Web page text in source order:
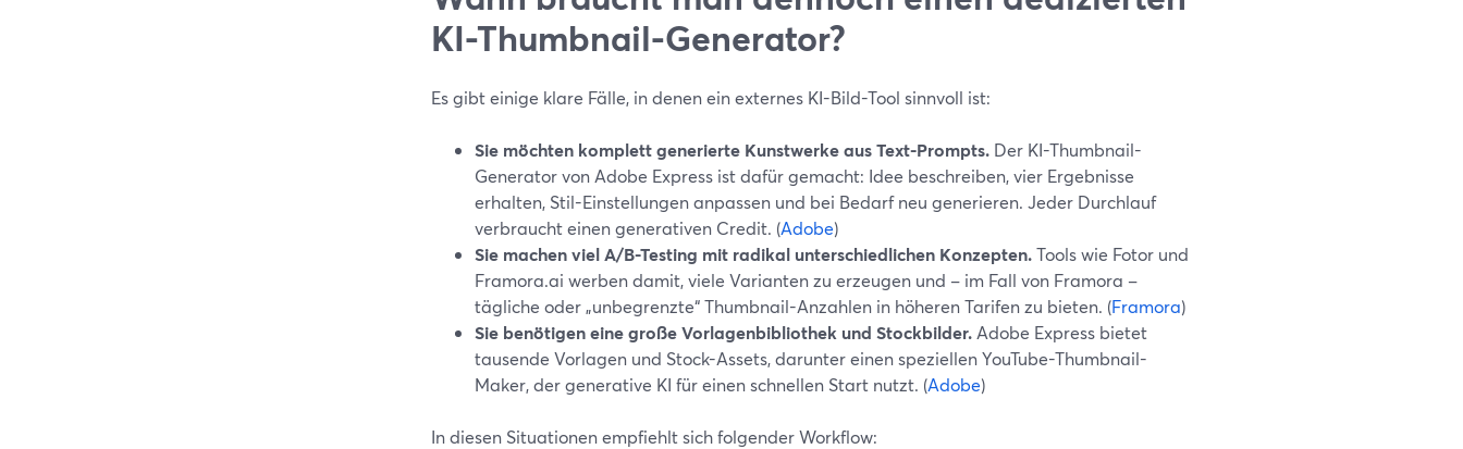
KI-Thumbnail-Generator?
Es gibt einige klare Fälle, in denen ein externes KI-Bild-Tool sinnvoll ist:
Sie möchten komplett generierte Kunstwerke aus Text-Prompts. Der KI-Thumbnail-
Generator von Adobe Express ist dafür gemacht: Idee beschreiben, vier Ergebnisse
erhalten, Stil-Einstellungen anpassen und bei Bedarf neu generieren. Jeder Durchlauf
verbraucht einen generativen Credit. (Adobe)
Sie machen viel A/B-Testing mit radikal unterschiedlichen Konzepten.Tools wie Fotor und
Framora.ai werben damit, viele Varianten zu erzeugen und – im Fall von Framora –
tägliche oder „unbegrenzte“ Thumbnail-Anzahlen in höheren Tarifen zu bieten. (Framora)
Sie benötigen eine große Vorlagenbibliothek und Stockbilder. Adobe Express bietet
tausende Vorlagen und Stock-Assets, darunter einen speziellen YouTube-Thumbnail-
Maker, der generative KI für einen schnellen Start nutzt. (Adobe)
In diesen Situationen empfiehlt sich folgender Workflow: